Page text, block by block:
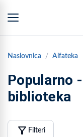
Naslovnica Alfateka
Popularno
biblioteka
filter_alt Filteri